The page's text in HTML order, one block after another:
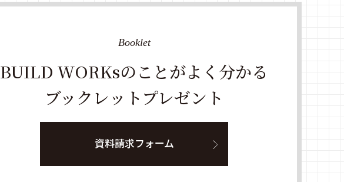
BUILD WORKsのことがよく分かる
ブックレットプレゼント
Booklet
資料請求フォーム